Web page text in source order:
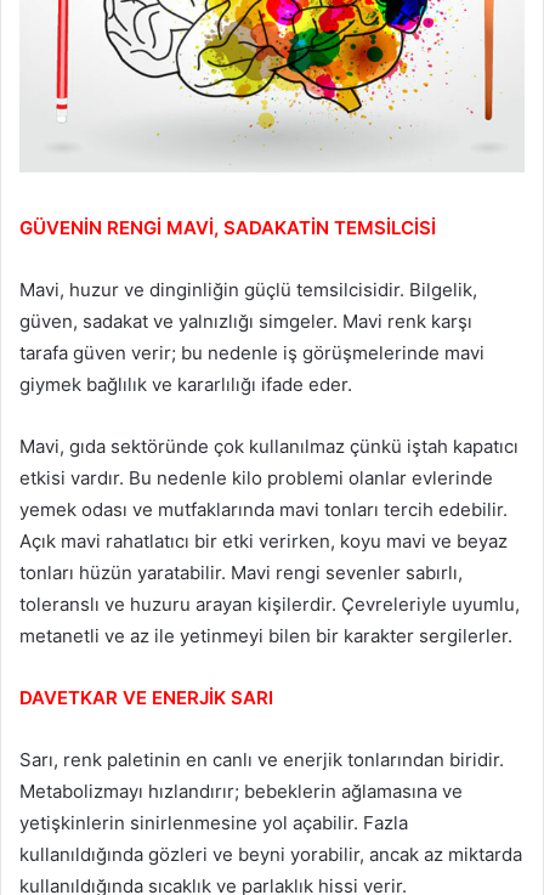
GÜVENİN RENGİ MAVİ, SADAKATİN TEMSİLCİSİ
Mavi, huzur ve dinginliğin güçlü temsilcisidir. Bilgelik,
güven, sadakat ve yalnızlığı simgeler. Mavi renk karşı
tarafa güven verir; bu nedenle iş görüşmelerinde mavi
giymek bağlılık ve kararlılığı ifade eder.
Mavi, gıda sektöründe çok kullanılmaz çünkü iştah kapatıcı
etkisi vardır. Bu nedenle kilo problemi olanlar evlerinde
yemek odası ve mutfaklarında mavi tonları tercih edebilir.
Açık mavi rahatlatıcı bir etki verirken, koyu mavi ve beyaz
tonları hüzün yaratabilir. Mavi rengi sevenler sabırlı,
toleranslı ve huzuru arayan kişilerdir. Çevreleriyle uyumlu,
metanetli ve az ile yetinmeyi bilen bir karakter sergilerler.
DAVETKAR VE ENERJİK SARI
Sarı, renk paletinin en canlı ve enerjik tonlarından biridir.
Metabolizmayı hızlandırır; bebeklerin ağlamasına ve
yetişkinlerin sinirlenmesine yol açabilir. Fazla
kullanıldığında gözleri ve beyni yorabilir, ancak az miktarda
kullanıldığında sıcaklık ve parlaklık hissi verir.